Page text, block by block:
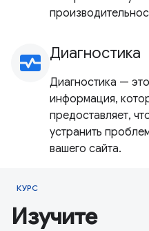
monitor_heart Диагностика
Диагностика —
информация,
предоставляет,
устранить
вашего сайта.
КУРС
Изучите